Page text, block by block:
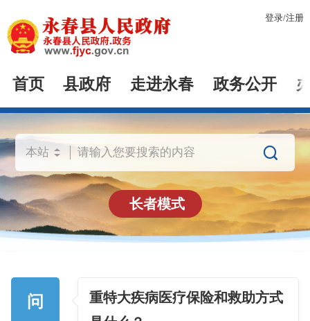
登录/注册
首页 县政府 走进永春 政务公开

长者模式
问
重特大疾病医疗保险和救助方式